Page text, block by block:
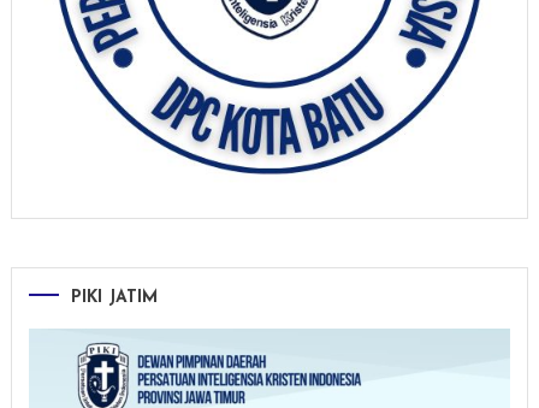
PIKI JATIM